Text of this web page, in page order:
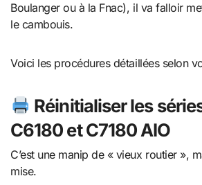
Boulanger ou à la Fnac), il va falloir
le cambouis.
Voici les procédures détaillées selon
Réinitialiser les
C6180 et C7180 AIO
C’est une manip de « vieux routier »,
mise.